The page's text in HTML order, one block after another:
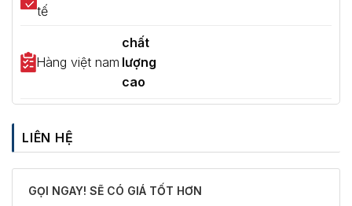
tế
Hàng việt nam
chất
lượng
cao
LIÊN HỆ
GỌI NGAY! SẼ CÓ GIÁ TỐT HƠN